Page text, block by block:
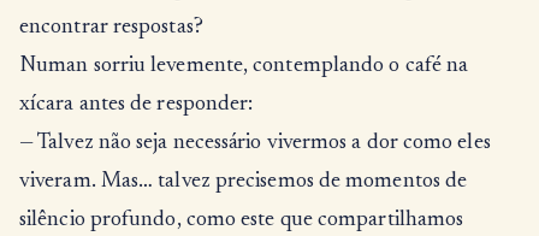
encontrar respostas?
Numan sorriu levemente, contemplando o café na
xícara antes de responder:
— Talvez não seja necessário vivermos a dor como eles
viveram. Mas… talvez precisemos de momentos de
silêncio profundo, como este que compartilhamos